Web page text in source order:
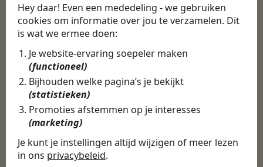
Hey daar! Even een mededeling - we gebruiken
cookies om informatie over jou te verzamelen. Dit
is wat we ermee doen:
Je website-ervaring soepeler maken
(functioneel)
Bijhouden welke pagina’s je bekijkt
(statistieken)
Promoties afstemmen op je interesses
(marketing)
Je kunt je instellingen altijd wijzigen of meer lezen
in ons privacybeleid.
Martijn
Certinia Consultant